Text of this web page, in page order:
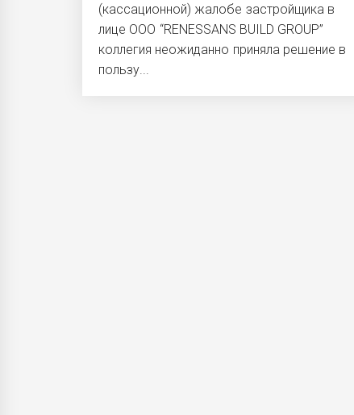
(кассационной) жалобе застройщика в
лице ООО “RENESSANS BUILD GROUP”
коллегия неожиданно приняла решение в
пользу...